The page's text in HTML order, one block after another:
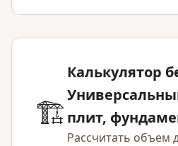
🏗️
Калькулятор
плит,
Рассчитать объем